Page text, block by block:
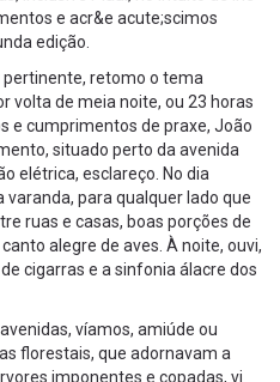
e acr&e acute;scimos
edição.
pertinente, retomo o tema
volta de meia noite, ou 23 horas
e cumprimentos de praxe, João
situado perto da avenida
elétrica, esclareço. No dia
para qualquer lado que
ruas e casas, boas porções de
alegre de aves. À noite, ouvi,
cigarras e a sinfonia álacre dos
víamos, amiúde ou
florestais, que adornavam a
imponentes e copadas, vi